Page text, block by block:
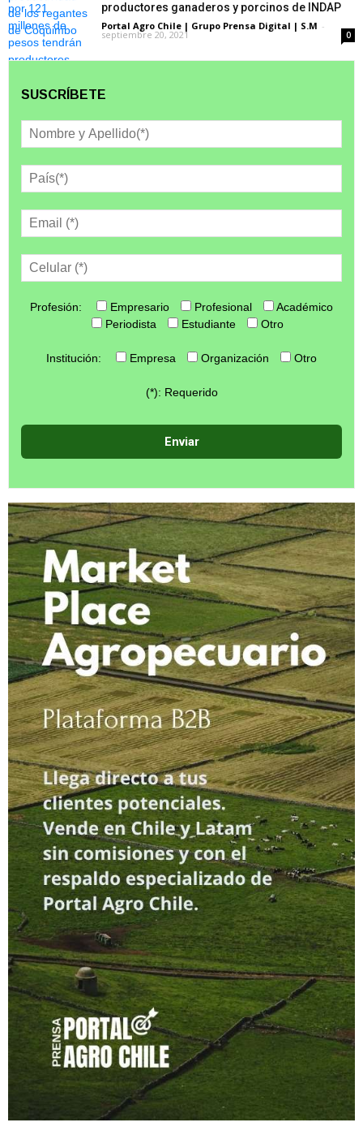
productores ganaderos y porcinos de INDAP
Portal Agro Chile | Grupo Prensa Digital | S.M -
septiembre 20, 2021 0
SUSCRÍBETE
Profesión: Empresario Profesional
Académico
Periodista
Estudiante Otro
Institución: Empresa Organización Otro
(*): Requerido